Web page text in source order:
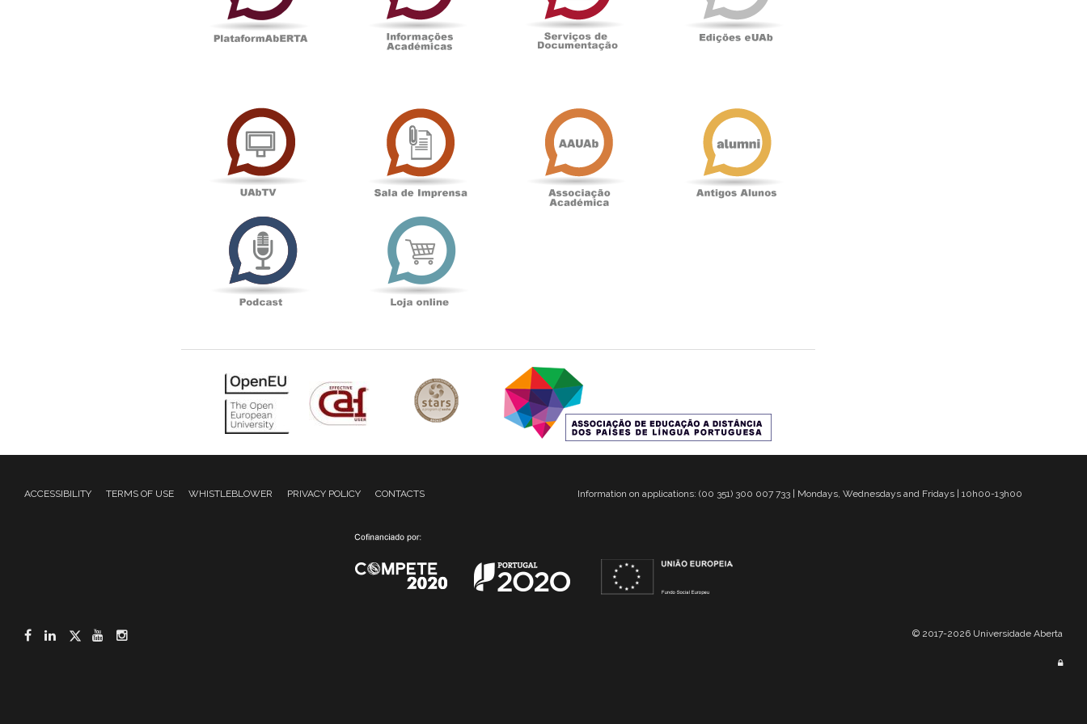
ACCESSIBILITY TERMS OF USE WHISTLEBLOWER PRIVACY POLICY CONTACTS Information on applications: (00 351) 300 007 733 | Mondays, Wednesdays and Fridays | 10h00-13h00
Facebook
LinkedIn
Twitter
YouTube © 2017-2026 Universidade Aberta